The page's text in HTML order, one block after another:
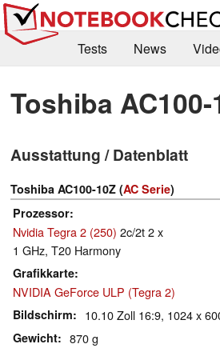
Tests News
Kaufberatung
Deals Suche
Forum
Toshiba AC100-
Ausstattung / Datenblatt
Toshiba AC100-10Z (AC Serie)
Prozessor
Nvidia Tegra 2 (250) 2c/2t 2 x
1 GHz, T20 Harmony
Grafikkarte
NVIDIA GeForce ULP (Tegra 2)
Bildschirm 10.10 Zoll 16:9, 1024 x
Gewicht 870 g